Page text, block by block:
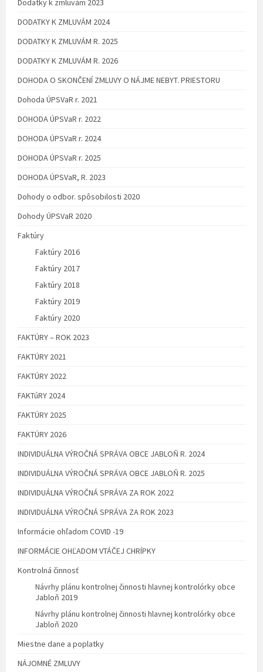
Dodatky k zmluvám 2023
DODATKY K ZMLUVÁM 2024
DODATKY K ZMLUVÁM R. 2025
DODATKY K ZMLUVÁM R. 2026
DOHODA O SKONČENÍ ZMLUVY O NÁJME NEBYT. PRIESTORU
Dohoda ÚPSVaR r. 2021
DOHODA ÚPSVaR r. 2022
DOHODA ÚPSVaR r. 2024
DOHODA ÚPSVaR r. 2025
DOHODA ÚPSVaR, R. 2023
Dohody o odbor. spôsobilosti 2020
Dohody ÚPSVaR 2020
Faktúry
Faktúry 2016
Faktúry 2017
Faktúry 2018
Faktúry 2019
Faktúry 2020
FAKTÚRY – ROK 2023
FAKTÚRY 2021
FAKTÚRY 2022
FAKTúRY 2024
FAKTÚRY 2025
FAKTÚRY 2026
INDIVIDUÁLNA VÝROČNÁ SPRÁVA OBCE JABLOŇ R. 2024
INDIVIDUÁLNA VÝROČNÁ SPRÁVA OBCE JABLOŇ R. 2025
INDIVIDUÁLNA VÝROČNÁ SPRÁVA ZA ROK 2022
INDIVIDUÁLNA VÝROČNÁ SPRÁVA ZA ROK 2023
Informácie ohľadom COVID -19
INFORMÁCIE OHĽADOM VTÁČEJ CHRÍPKY
Kontrolná činnosť
Návrhy plánu kontrolnej činnosti hlavnej kontrolórky obce
Jabloň 2019
Návrhy plánu kontrolnej činnosti hlavnej kontrolórky obce
Jabloň 2020
Miestne dane a poplatky
NÁJOMNÉ ZMLUVY